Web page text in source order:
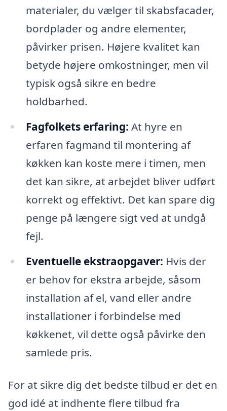
materialer, du vælger til skabsfacader,
bordplader og andre elementer,
påvirker prisen. Højere kvalitet kan
betyde højere omkostninger, men vil
typisk også sikre en bedre
holdbarhed.
Fagfolkets erfaring: At hyre en
erfaren fagmand til montering af
køkken kan koste mere i timen, men
det kan sikre, at arbejdet bliver udført
korrekt og effektivt. Det kan spare dig
penge på længere sigt ved at undgå
fejl.
Eventuelle ekstraopgaver: Hvis der
er behov for ekstra arbejde, såsom
installation af el, vand eller andre
installationer i forbindelse med
køkkenet, vil dette også påvirke den
samlede pris.
For at sikre dig det bedste tilbud er det en
god idé at indhente flere tilbud fra